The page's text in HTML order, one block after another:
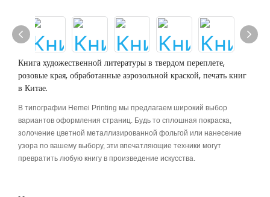
Книга художественной литературы в твердом переплете,
розовые края, обработанные аэрозольной краской, печать книг
в Китае.
В типографии Hemei Printing мы предлагаем широкий выбор
вариантов оформления страниц. Будь то сплошная покраска,
золочение цветной металлизированной фольгой или нанесение
узора по вашему выбору, эти впечатляющие техники могут
превратить любую книгу в произведение искусства.